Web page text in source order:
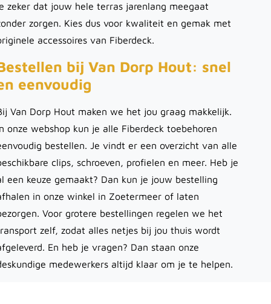
zeker dat jouw hele terras jarenlang meegaat
zorgen. Kies dus voor kwaliteit en gemak met
accessoires van Fiberdeck.
bij Van Dorp Hout: snel
eenvoudig
Van Dorp Hout maken we het jou graag makkelijk.
onze webshop kun je alle Fiberdeck toebehoren
bestellen. Je vindt er een overzicht van alle
clips, schroeven, profielen en meer. Heb je
een keuze gemaakt? Dan kun je jouw bestelling
in onze winkel in Zoetermeer of laten
Voor grotere bestellingen regelen we het
zelf, zodat alles netjes bij jou thuis wordt
En heb je vragen? Dan staan onze
medewerkers altijd klaar om je te helpen.